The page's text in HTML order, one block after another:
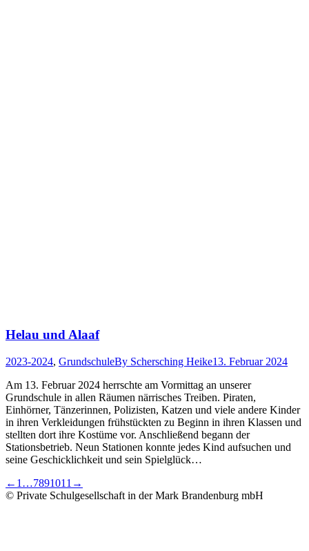
Helau und Alaaf
2023-2024, GrundschuleBy Schersching Heike13. Februar 2024
Am 13. Februar 2024 herrschte am Vormittag an unserer
Grundschule in allen Räumen närrisches Treiben. Piraten,
Einhörner, Tänzerinnen, Polizisten, Katzen und viele andere Kinder
in ihren Verkleidungen frühstückten zu Beginn in ihren Klassen und
stellten dort ihre Kostüme vor. Anschließend begann der
Stationsbetrieb. Neun Stationen konnte jedes Kind aufsuchen und
seine Geschicklichkeit und sein Spielglück…
← 1 …7891011 →
© Private Schulgesellschaft in der Mark Brandenburg mbH